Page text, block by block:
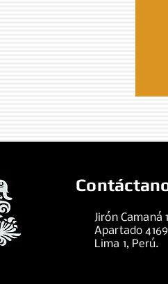
Jirón Camaná
Apartado 4169
Lima 1, Perú.